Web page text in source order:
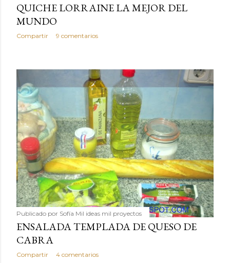
QUICHE LORRAINE LA MEJOR DEL
MUNDO
Compartir 9 comentarios
Publicado por Sofía Mil ideas mil proyectos
ENSALADA TEMPLADA DE QUESO DE
CABRA
Compartir 4 comentarios